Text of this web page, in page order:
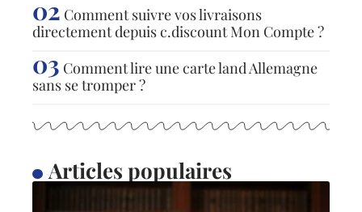
Comment suivre vos livraisons
directement depuis c.discount Mon Compte ?
Comment lire une carte land Allemagne
sans se tromper ?
Articles populaires